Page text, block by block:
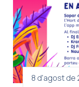
8 d'agost de